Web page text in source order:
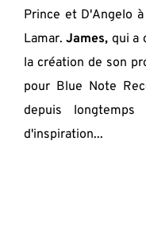
Prince et D'Angelo
Lamar. James, qui a
la création de son
pour Blue Note
depuis longtemps
d'inspiration...